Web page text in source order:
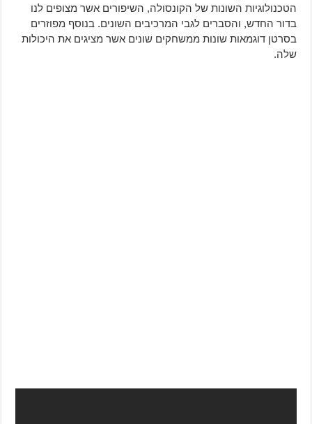
הטכנולוגיות השונות של הקונסולה, השיפורים אשר מצופים לנו
בדור החדש, והסברים לגבי המרכיבים השונים. בנוסף מפוזרים
בסרטן דוגמאות שונות ממשחקים שונים אשר מציגים את היכולות
שלה.